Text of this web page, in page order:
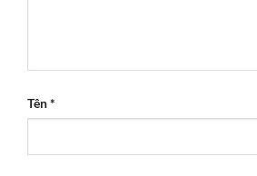
Tên*